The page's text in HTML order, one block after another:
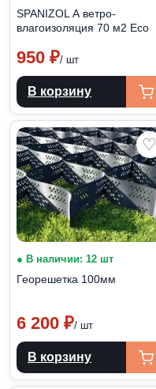
SPANIZOL А ветро-
влагоизоляция 70 м2 Eco
950 ₽/ шт
В корзину
♡
● В наличии: 12 шт
Георешетка 100мм
6 200 ₽/ шт
В корзину